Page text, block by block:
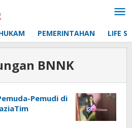
PEMERINTAHAN LIFE
BNNK
Pemudi di